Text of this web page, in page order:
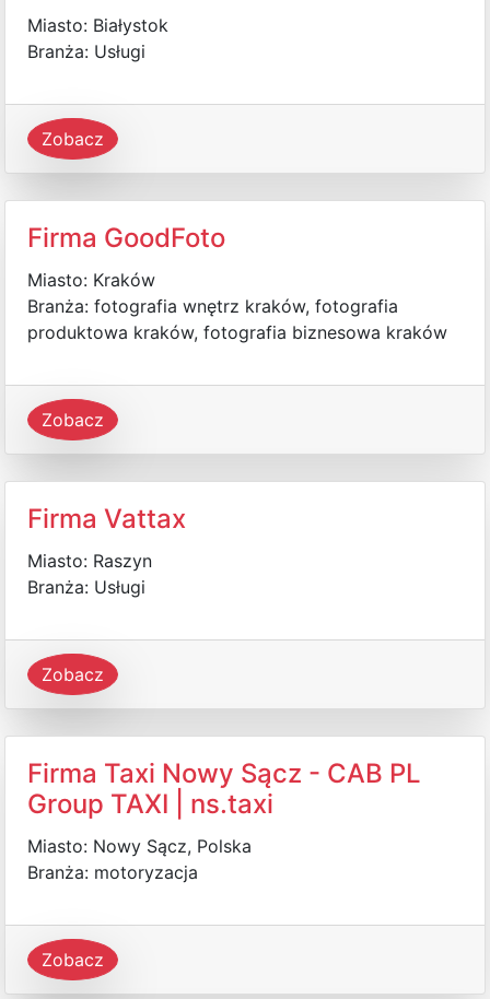
Miasto: Białystok
Branża: Usługi
Zobacz
Firma GoodFoto
Miasto: Kraków
Branża: fotografia wnętrz kraków, fotografia
produktowa kraków, fotografia biznesowa kraków
Zobacz
Firma Vattax
Miasto: Raszyn
Branża: Usługi
Zobacz
Firma Taxi Nowy Sącz - CAB PL
Group TAXI | ns.taxi
Miasto: Nowy Sącz, Polska
Branża: motoryzacja
Zobacz